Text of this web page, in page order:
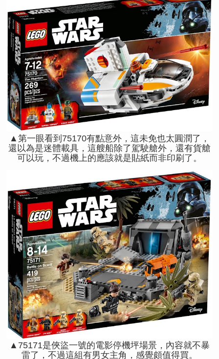
▲第一眼看到75170有點意外，這未免也太圓潤了，
還以為是迷體載具，這艘船除了駕駛艙外，還有貨艙
可以玩，不過機上的應該就是貼紙而非印刷了。
▲75171是俠盜一號的電影停機坪場景，內容就不暴
雷了，不過這組有男女主角，感覺頗值得買。